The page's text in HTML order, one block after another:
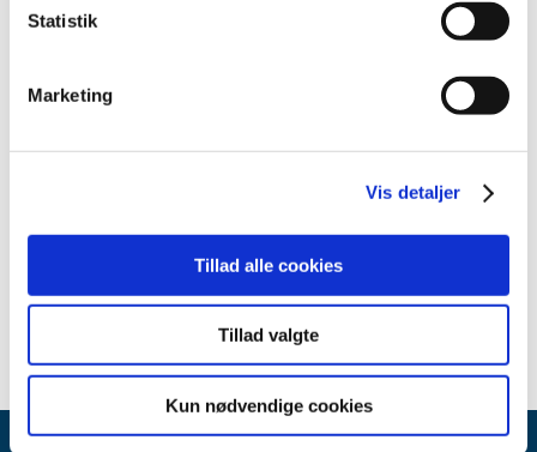
Statistik
Marketing
Vis detaljer
Tillad alle cookies
Tillad valgte
Kun nødvendige cookies
2016 (43)
2012 (11)
2008 (7)
2006 (10)